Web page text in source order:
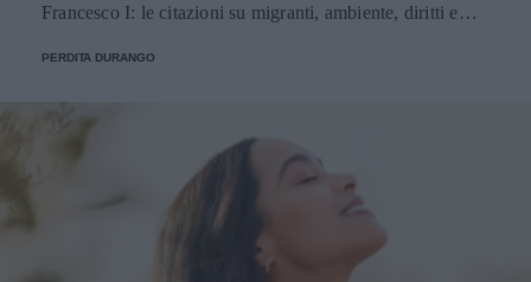
Francesco I: le citazioni su migranti, ambiente, diritti e
PERDITA DURANGO